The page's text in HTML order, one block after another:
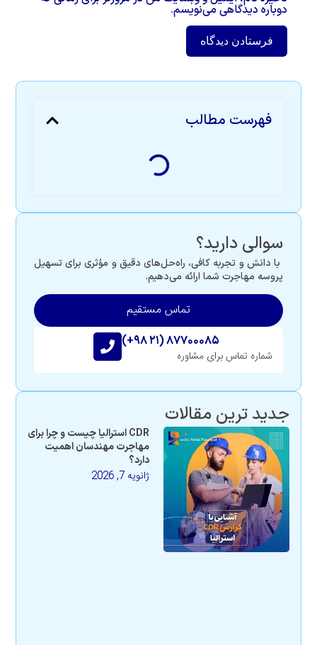
فهرست مطالب
سوالی دارید؟
با دانش و تجربه کافی، راه‌حل‌های دقیق و مؤثری برای تسهیل
پروسه مهاجرت شما ارائه می‌دهیم.
تماس مستقیم
(+۹۸ ۲۱) ۸۷۷۰۰۰۸۵
شماره تماس برای مشاوره
جدید ترین مقالات
CDR استرالیا چیست و چرا برای
مهاجرت مهندسان اهمیت
دارد؟
ژانویه 7, 2026
دوباره دیدگاهی می‌نویسم.